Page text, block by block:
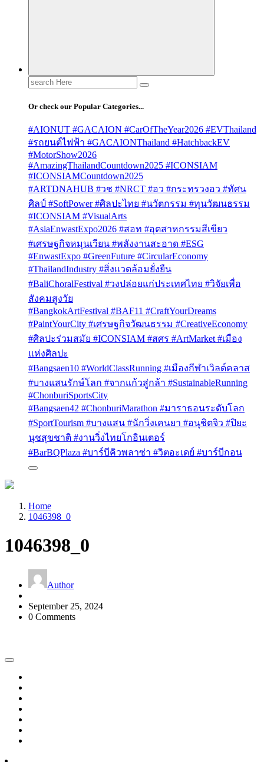
Search
for:
Or check our Popular Categories...
#AIONUT #GACAION #CarOfTheYear2026 #EVThailand
#รถยนต์ไฟฟ้า #GACAIONThailand #HatchbackEV
#MotorShow2026
#AmazingThailandCountdown2025 #ICONSIAM
#ICONSIAMCountdown2025
#ARTDNAHUB #วช #NRCT #อว #กระทรวงอว #ทัศน
ศิลป์ #SoftPower #ศิลปะไทย #นวัตกรรม #ทุนวัฒนธรรม
#ICONSIAM #VisualArts
#AsiaEnwastExpo2026 #สอท #อุตสาหกรรมสีเขียว
#เศรษฐกิจหมุนเวียน #พลังงานสะอาด #ESG
#EnwastExpo #GreenFuture #CircularEconomy
#ThailandIndustry #สิ่งแวดล้อมยั่งยืน
#BaliChoralFestival #วงปล่อยแก่ประเทศไทย #วิจัยเพื่อ
สังคมสูงวัย
#BangkokArtFestival #BAF11 #CraftYourDreams
#PaintYourCity #เศรษฐกิจวัฒนธรรม #CreativeEconomy
#ศิลปะร่วมสมัย #ICONSIAM #สศร #ArtMarket #เมือง
แห่งศิลปะ
#Bangsaen10 #WorldClassRunning #เมืองกีฬาเวิลด์คลาส
#บางแสนรักษ์โลก #จากแก้วสู่กล้า #SustainableRunning
#ChonburiSportsCity
#Bangsaen42 #ChonburiMarathon #มาราธอนระดับโลก
#SportTourism #บางแสน #นักวิ่งเคนยา #อนุชิตจิว #ปิยะ
นุชสุขชาติ #งานวิ่งไทยโกอินเตอร์
#BarBQPlaza #บาร์บีคิวพลาซ่า #วิตอะเดย์ #บาร์บีกอน
Home
1046398_0
1046398_0
Author
September 25, 2024
0 Comments